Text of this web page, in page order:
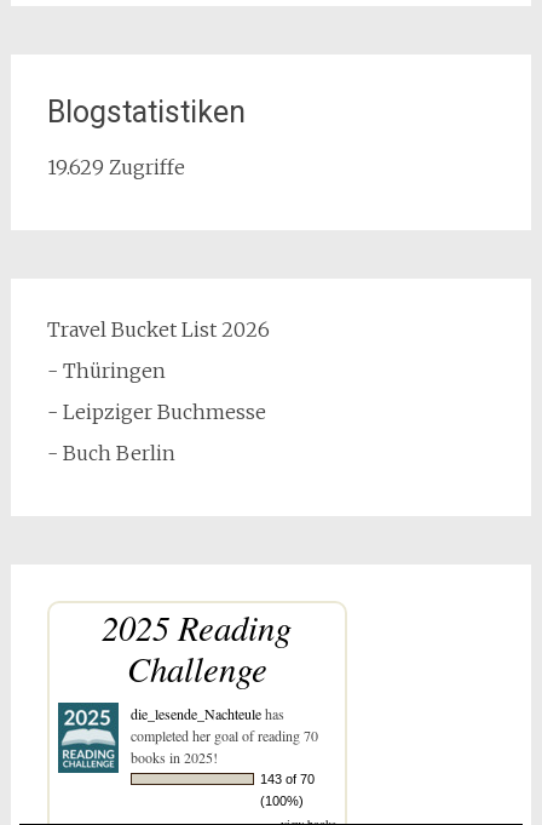
Blogstatistiken
19.629 Zugriffe
Travel Bucket List 2026
- Thüringen
- Leipziger Buchmesse
- Buch Berlin
2025 Reading
Challenge
die_lesende_Nachteulehas
completed her goal of reading 70
books in 2025!
143 of 70
(100%)